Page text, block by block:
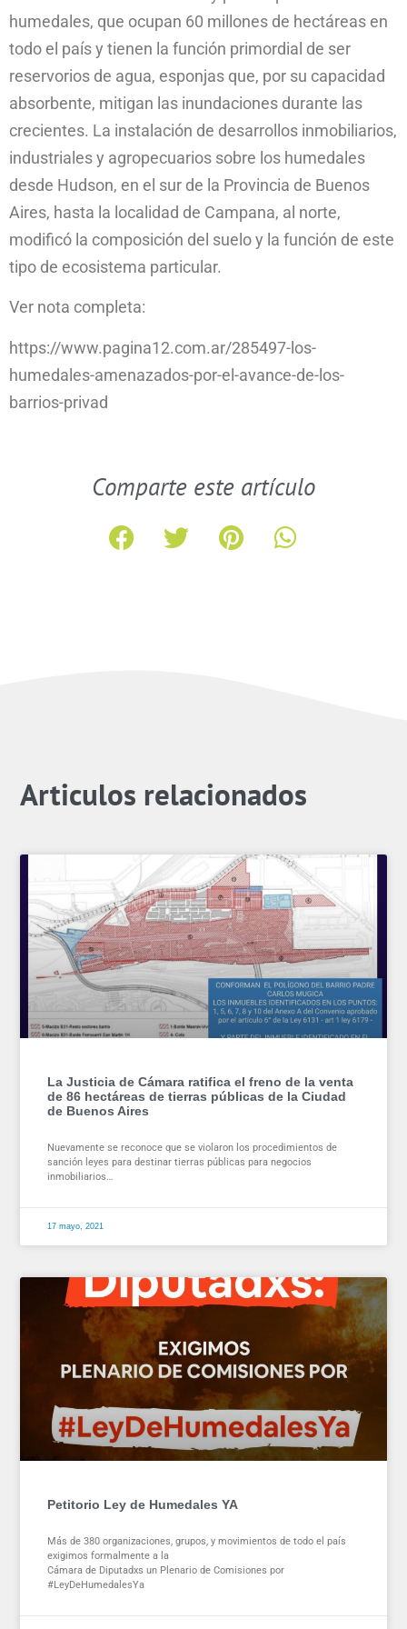
humedales, que ocupan 60 millones de hectáreas en
todo el país y tienen la función primordial de ser
reservorios de agua, esponjas que, por su capacidad
absorbente, mitigan las inundaciones durante las
crecientes. La instalación de desarrollos inmobiliarios,
industriales y agropecuarios sobre los humedales
desde Hudson, en el sur de la Provincia de Buenos
Aires, hasta la localidad de Campana, al norte,
modificó la composición del suelo y la función de este
tipo de ecosistema particular.
Ver nota completa:
https://www.pagina12.com.ar/285497-los-
humedales-amenazados-por-el-avance-de-los-
barrios-privad
Comparte este artículo
Articulos relacionados
La Justicia de Cámara ratifica el freno de la venta
de 86 hectáreas de tierras públicas de la Ciudad
de Buenos Aires
Nuevamente se reconoce que se violaron los procedimientos de
sanción leyes para destinar tierras públicas para negocios
inmobiliarios…
17 mayo, 2021
Petitorio Ley de Humedales YA
Más de 380 organizaciones, grupos, y movimientos de todo el país
exigimos formalmente a la
Cámara de Diputadxs un Plenario de Comisiones por
#LeyDeHumedalesYa